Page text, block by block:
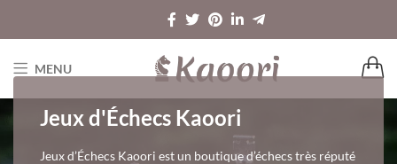
MENU
Jeux d'Échecs Kaoori
Jeux d’Échecs Kaoori est un boutique d’échecs très réputé